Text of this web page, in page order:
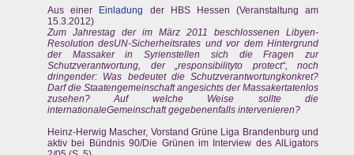
Aus einer
Einladung der HBS Hessen (Veranstaltung am
15.3.2012)
Zum Jahrestag der im März 2011 beschlossenen Libyen-
Resolution desUN-Sicherheitsrates und vor dem Hintergrund
der Massaker in Syrienstellen sich die Fragen zur
Schutzverantwortung, der „responsibilityto protect“, noch
dringender: Was bedeutet die Schutzverantwortungkonkret?
Darf die Staatengemeinschaft angesichts der Massakertatenlos
zusehen? Auf welche Weise sollte die
internationaleGemeinschaft gegebenenfalls intervenieren?
Heinz-Herwig Mascher, Vorstand Grüne Liga Brandenburg und
aktiv bei Bündnis 90/Die Grünen im Interview des AlLigators